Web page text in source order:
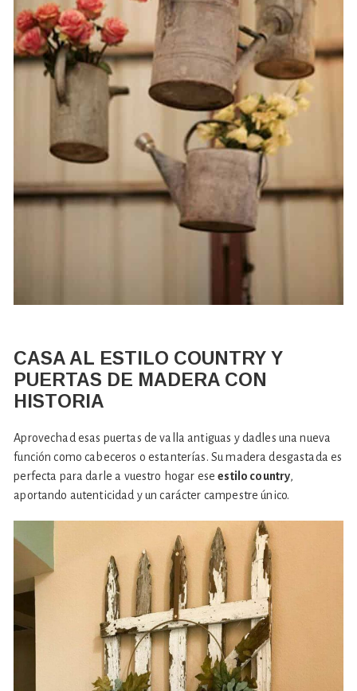
CASA AL ESTILO COUNTRY Y
PUERTAS DE MADERA CON
HISTORIA
Aprovechad esas puertas de valla antiguas y dadles una nueva
función como cabeceros o estanterías. Su madera desgastada es
perfecta para darle a vuestro hogar eseestilo country,
aportando autenticidad y un carácter campestre único.